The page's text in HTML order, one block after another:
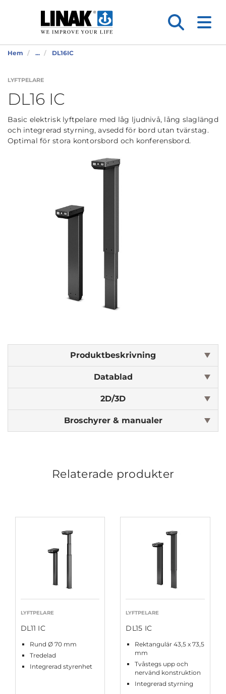
Hem ... DL16IC
LYFTPELARE
DL16 IC
Basic elektrisk lyftpelare med låg ljudnivå, lång slaglängd
och integrerad styrning, avsedd för bord utan tvärstag.
Optimal för stora kontorsbord och konferensbord.
Produktbeskrivning
Datablad
2D/3D
Broschyrer & manualer
Relaterade produkter
LYFTPELARE
DL11 IC
Rund Ø 70 mm
Tredelad
Integrerad styrenhet
LYFTPELARE
DL15 IC
Rektangulär 43,5 x 73,5
mm
Tvåstegs upp och
nervänd konstruktion
Integrerad styrning